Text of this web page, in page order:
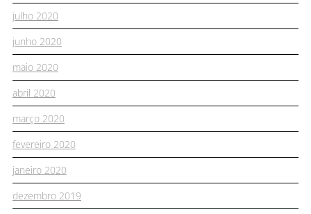
julho 2020
junho 2020
maio 2020
abril 2020
março 2020
fevereiro 2020
janeiro 2020
dezembro 2019